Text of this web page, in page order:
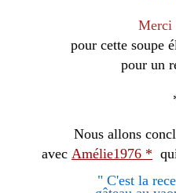
Merci
pour cette soupe
pour un
Nous allons
avec Amélie1976 *
" C'est la